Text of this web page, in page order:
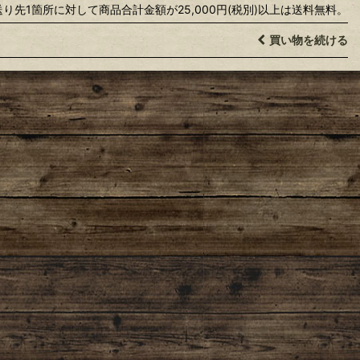
先1箇所に対して商品合計金額が25,000円(税別)以上は送料無料。
買い物を続ける